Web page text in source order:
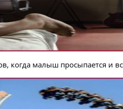
когда малыш просыпается и